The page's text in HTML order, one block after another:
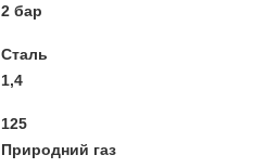
2 бар
Сталь
1,4
125
Природний газ